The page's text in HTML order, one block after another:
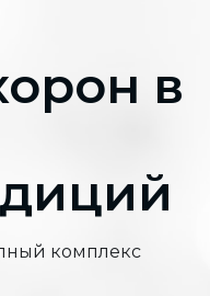
в
комплекс